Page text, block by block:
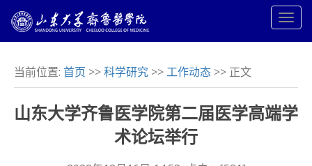
当前位置: 首页 >>科学研究 >>工作动态 >> 正文
山东大学齐鲁医学院第二届医学高端学
术论坛举行